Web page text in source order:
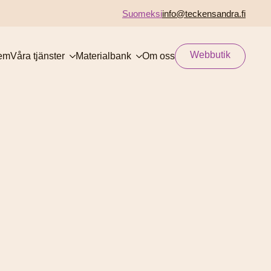
Suomeksiinfo@teckensandra.fi
Våra tjänster Materialbank Om oss Webbutik